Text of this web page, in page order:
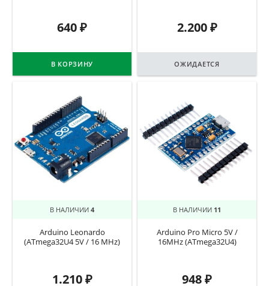
640₽
В КОРЗИНУ
2.200₽
ОЖИДАЕТСЯ
В НАЛИЧИИ 4
Arduino Leonardo
(ATmega32U4 5V / 16 MHz)
1.210₽
В НАЛИЧИИ 11
Arduino Pro Micro 5V /
16MHz (ATmega32U4)
948₽